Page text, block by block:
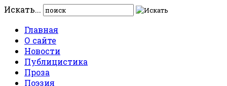
Искать...
Главная
О сайте
Новости
Публицистика
Проза
Поэзия